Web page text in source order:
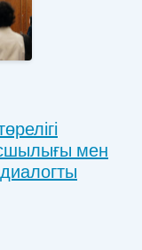
мен